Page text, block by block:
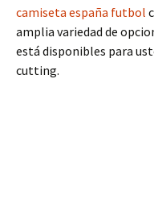
camiseta españa futbol
amplia variedad de
está disponibles para
cutting.